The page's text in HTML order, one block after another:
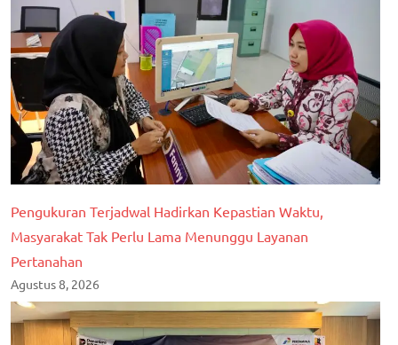
Pengukuran Terjadwal Hadirkan Kepastian Waktu,
Masyarakat Tak Perlu Lama Menunggu Layanan
Pertanahan
Agustus 8, 2026